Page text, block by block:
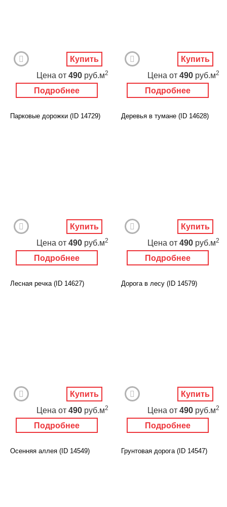
Подробнее
Цена от 490 руб.м2
Купить
Подробнее
Цена от 490 руб.м2
Купить
Парковые дорожки (ID 14729)
Подробнее
Цена от 490 руб.м2
Купить
Деревья в тумане (ID 14628)
Подробнее
Цена от 490 руб.м2
Купить
Лесная речка (ID 14627)
Подробнее
Цена от 490 руб.м2
Купить
Дорога в лесу (ID 14579)
Подробнее
Цена от 490 руб.м2
Купить
Осенняя аллея (ID 14549) Грунтовая дорога (ID 14547)